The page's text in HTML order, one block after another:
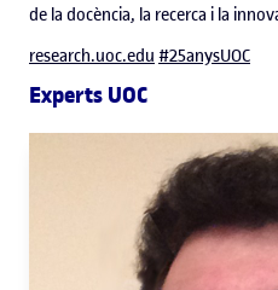
de la docència, la recerca i la
research.uoc.edu #25anysUOC
Experts UOC